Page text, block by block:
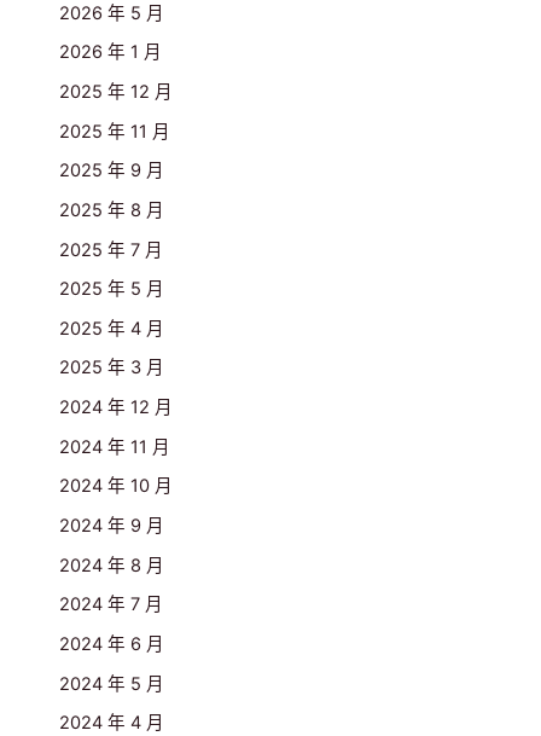
2026 年 5 月
2026 年 1 月
2025 年 12 月
2025 年 11 月
2025 年 9 月
2025 年 8 月
2025 年 7 月
2025 年 5 月
2025 年 4 月
2025 年 3 月
2024 年 12 月
2024 年 11 月
2024 年 10 月
2024 年 9 月
2024 年 8 月
2024 年 7 月
2024 年 6 月
2024 年 5 月
2024 年 4 月